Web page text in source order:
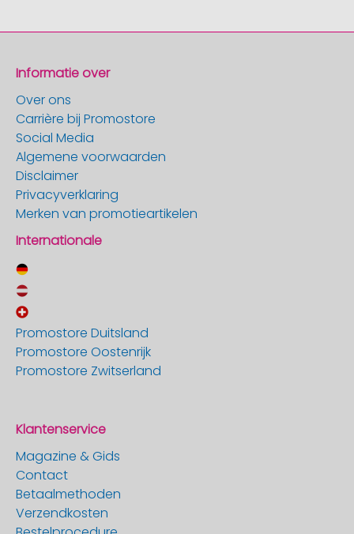
Informatie over
Over ons
Carrière bij Promostore
Social Media
Algemene voorwaarden
Disclaimer
Privacyverklaring
Merken van promotieartikelen
Internationale
Promostore Duitsland
Promostore Oostenrijk
Promostore Zwitserland
Klantenservice
Magazine & Gids
Contact
Betaalmethoden
Verzendkosten